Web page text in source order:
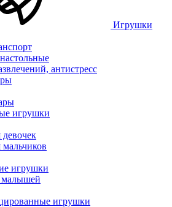
Игрушки
антистресс
игрушки
игрушки
малышей
игрушки